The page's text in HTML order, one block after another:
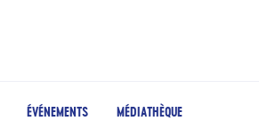
ÉVÉNEMENTS MÉDIATHÈQUE